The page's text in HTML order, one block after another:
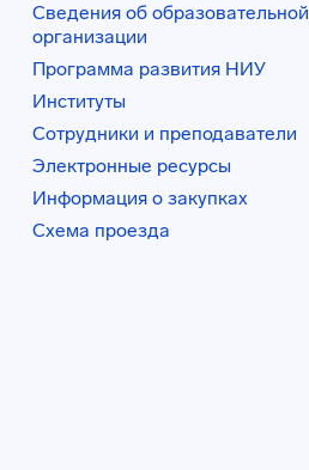
Сведения об образовательной
организации
Программа развития НИУ
Институты
Сотрудники и преподаватели
Электронные ресурсы
Информация о закупках
Схема проезда